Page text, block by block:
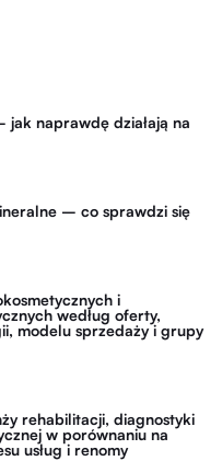
naprawdę działają na
– co sprawdzi się
i
według oferty,
modelu sprzedaży i grupy
rehabilitacji, diagnostyki
w porównaniu na
usług i renomy